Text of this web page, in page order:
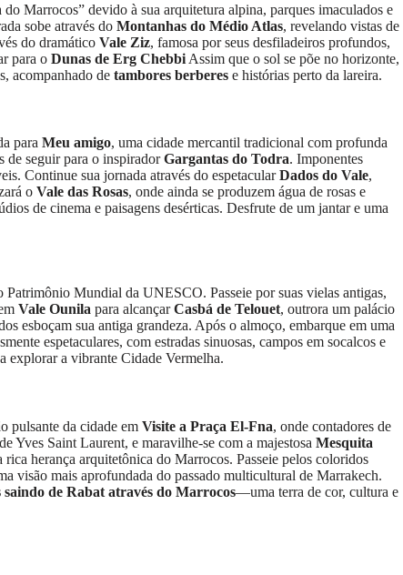
do Marrocos” devido à sua arquitetura alpina, parques imaculados e
sobe através do Montanhas do Médio Atlas, revelando vistas de
do dramático Vale Ziz, famosa por seus desfiladeiros profundos,
para o Dunas de Erg Chebbi Assim que o sol se põe no horizonte,
acompanhado de tambores berberes e histórias perto da lareira.
para Meu amigo, uma cidade mercantil tradicional com profunda
de seguir para o inspiradorGargantas do Todra. Imponentes
Continue sua jornada através do espetacularDados do Vale,
o Vale das Rosas, onde ainda se produzem água de rosas e
de cinema e paisagens desérticas. Desfrute de um jantar e uma
Mundial da UNESCO. Passeie por suas vielas antigas,
Vale Ounila para alcançarCasbá de Telouet, outrora um palácio
esboçam sua antiga grandeza. Após o almoço, embarque em uma
espetaculares, com estradas sinuosas, campos em socalcos e
explorar a vibrante Cidade Vermelha.
pulsante da cidade em Visite a Praça El-Fna, onde contadores de
Yves Saint Laurent, e maravilhe-se com a majestosa Mesquita
rica herança arquitetônica do Marrocos. Passeie pelos coloridos
visão mais aprofundada do passado multicultural de Marrakech.
de Rabat através do Marrocos—uma terra de cor, cultura e